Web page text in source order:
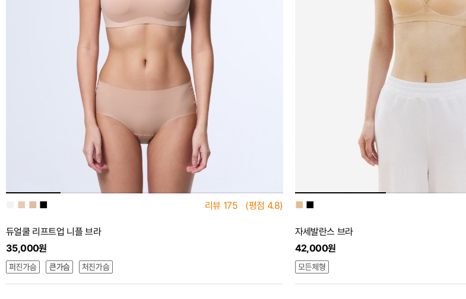
■ ■ ■ 리뷰 175 (평점 4.8)
듀얼쿨 리프트업 니플 브라
35,000원
■ ■
자세발란스 브라
42,000원